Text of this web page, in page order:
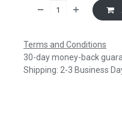
Terms and Conditions
30-day money-back
Shipping: 2-3 Business